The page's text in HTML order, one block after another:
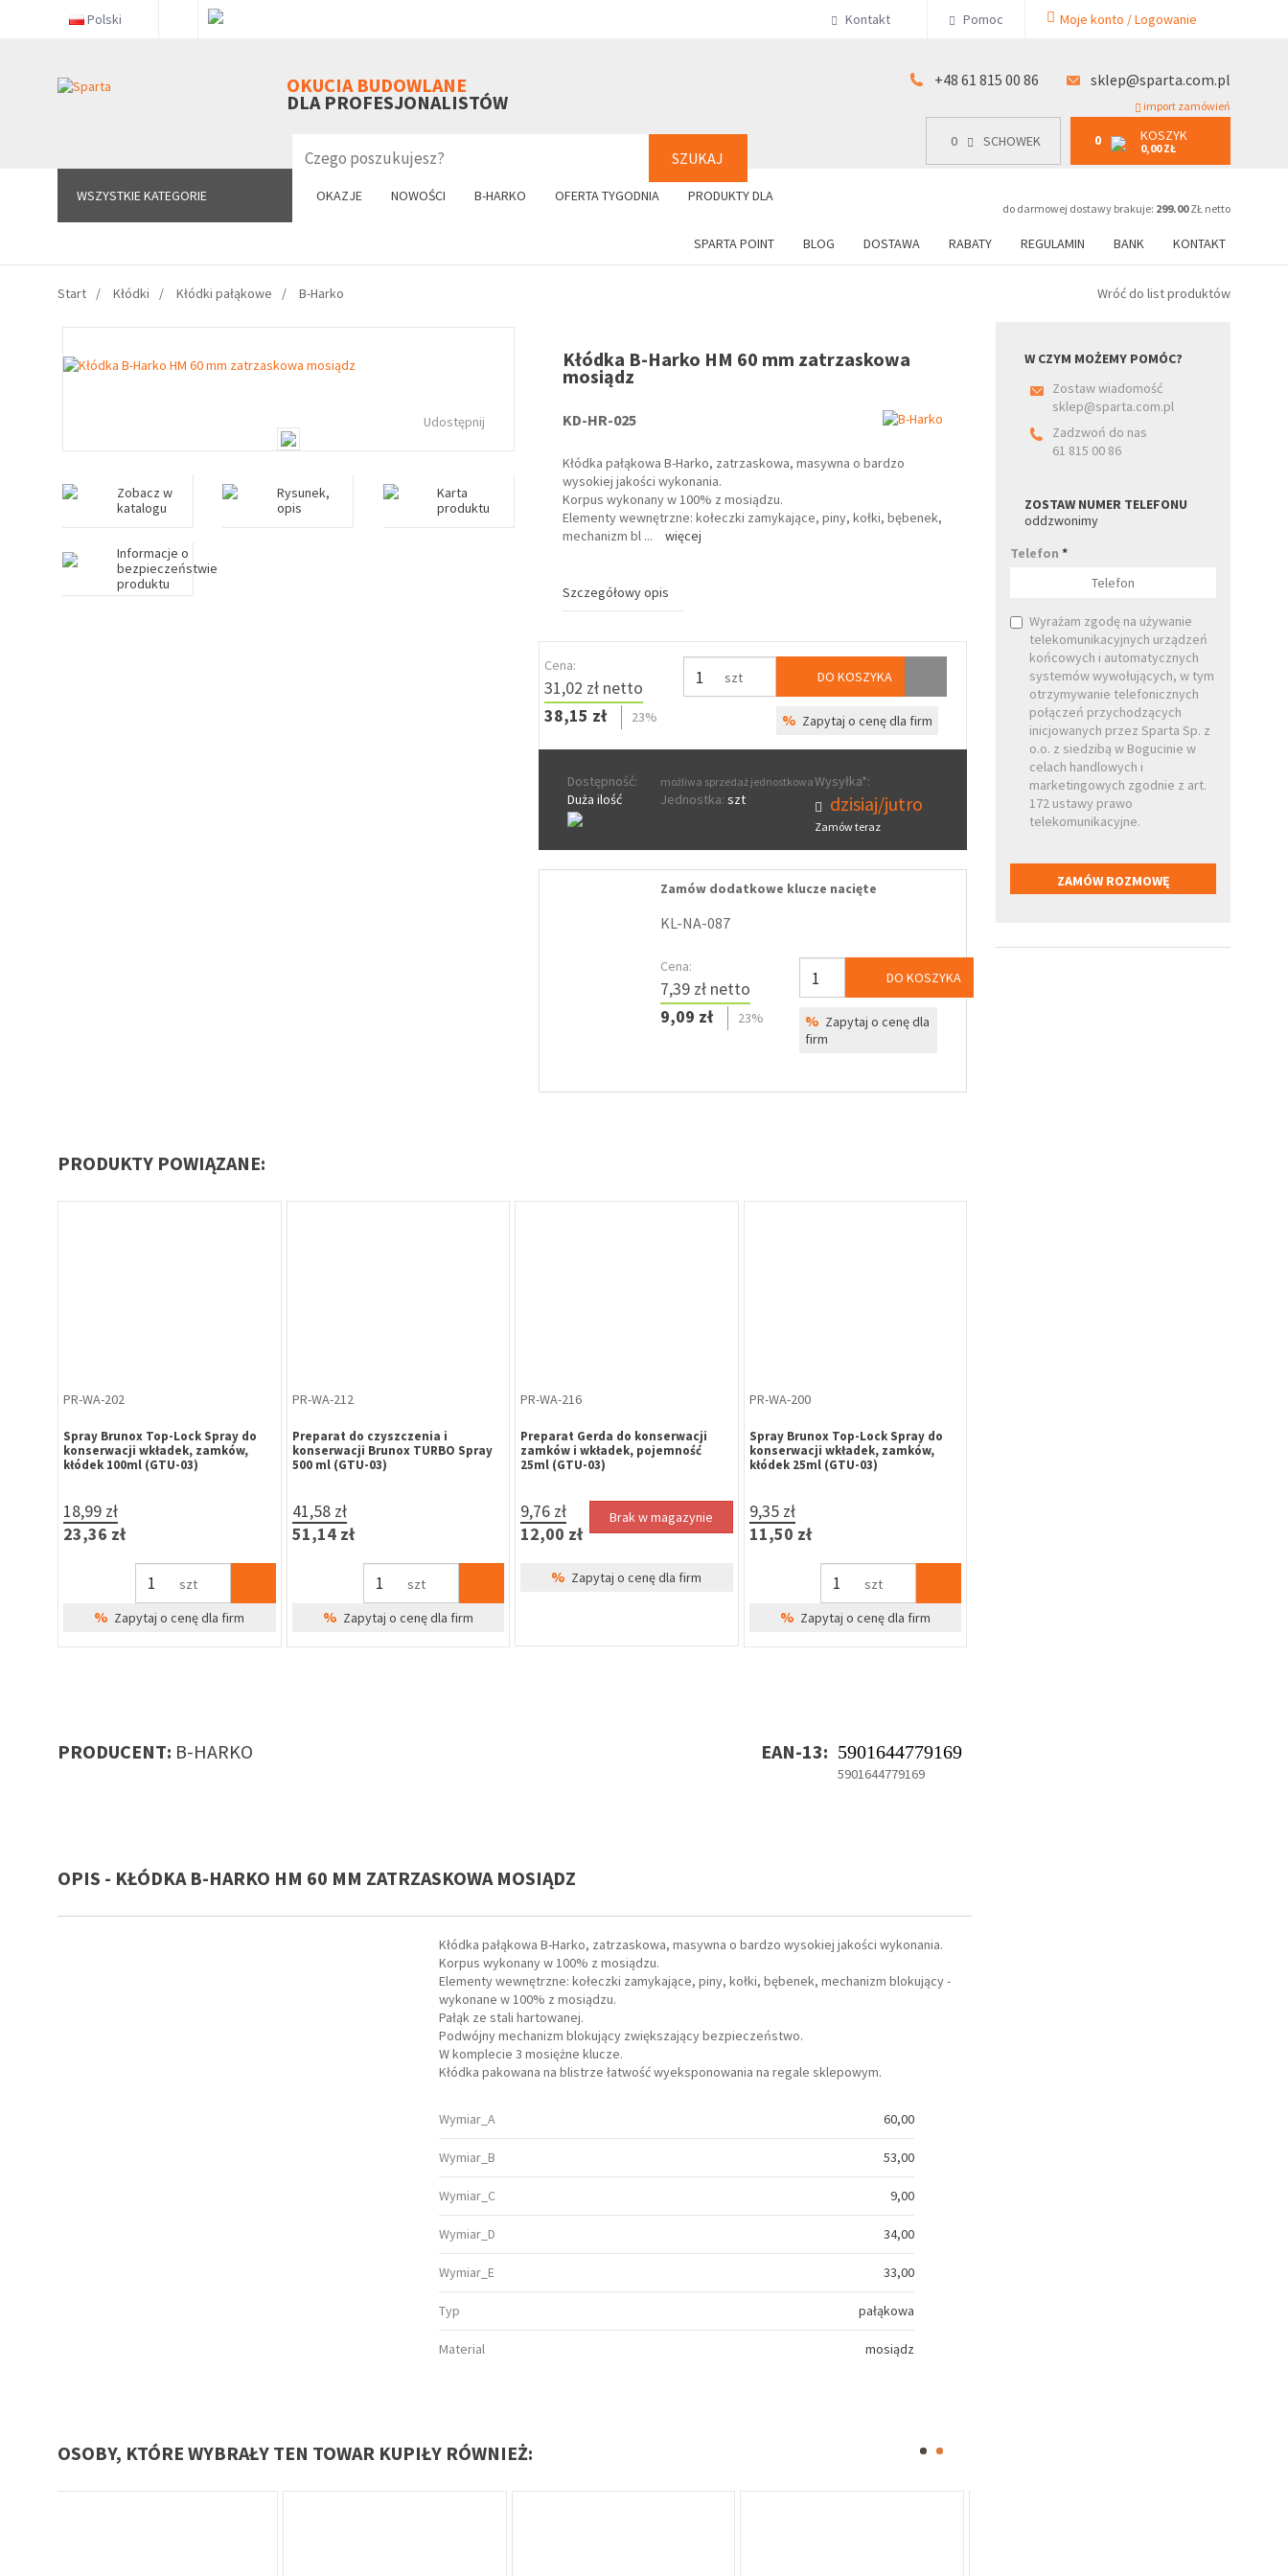
Polski Kontakt Pomoc Moje konto / Logowanie
OKUCIA BUDOWLANE
DLA PROFESJONALISTÓW
SZUKAJ
+48 61 815 00 86 sklep@sparta.com.pl
import zamówień
0 SCHOWEK 0 KOSZYK
0,00 ZŁ
do darmowej dostawy brakuje: 299.00ZŁ netto
WSZYSTKIE KATEGORIE OKAZJE NOWOŚCI B-HARKO OFERTA TYGODNIA PRODUKTY DLA
SPARTA POINT BLOG DOSTAWA RABATY REGULAMIN BANK KONTAKT
WSZYSTKIE KATEGORIE 0 SCHOWEK 0 KOSZYK
0,00 ZŁ
+48 61 815 00 86
Start Kłódki Kłódki pałąkowe B-Harko Wróć do list produktów
Udostępnij
Zobacz w
katalogu
Rysunek,
opis
Karta
produktu
Informacje o
bezpieczeństwie
produktu
Kłódka B-Harko HM 60 mm zatrzaskowa
mosiądz
KD-HR-025
Kłódka pałąkowa B-Harko, zatrzaskowa, masywna o bardzo
wysokiej jakości wykonania.
Korpus wykonany w 100% z mosiądzu.
Elementy wewnętrzne: kołeczki zamykające, piny, kołki, bębenek,
mechanizm bl ... więcej
Szczegółowy opis
Cena:
31,02 zł netto
38,15 zł
23%
szt DO KOSZYKA
% Zapytaj o cenę dla firm
Dostępność:
Duża ilość
możliwa sprzedaż jednostkowa
Jednostka: szt
Wysyłka*:
dzisiaj/jutro
Zamów teraz
Zamów dodatkowe klucze nacięte
KL-NA-087
Cena:
7,39 zł netto
9,09 zł
23%
DO KOSZYKA
% Zapytaj o cenę dla
firm
PRODUKTY POWIĄZANE:
PR-WA-202
Spray Brunox Top-Lock Spray do
konserwacji wkładek, zamków,
kłódek 100ml (GTU-03)
18,99 zł
23,36 zł
szt
% Zapytaj o cenę dla firm
PR-WA-212
Preparat do czyszczenia i
konserwacji Brunox TURBO Spray
500 ml (GTU-03)
41,58 zł
51,14 zł
szt
% Zapytaj o cenę dla firm
PR-WA-216
Preparat Gerda do konserwacji
zamków i wkładek, pojemność
25ml (GTU-03)
9,76 zł
12,00 zł
Brak w magazynie
% Zapytaj o cenę dla firm
PR-WA-200
Spray Brunox Top-Lock Spray do
konserwacji wkładek, zamków,
kłódek 25ml (GTU-03)
9,35 zł
11,50 zł
szt
% Zapytaj o cenę dla firm
PRODUCENT: B-HARKO EAN-13: 5901644779169
5901644779169
OPIS - KŁÓDKA B-HARKO HM 60 MM ZATRZASKOWA MOSIĄDZ
Kłódka pałąkowa B-Harko, zatrzaskowa, masywna o bardzo wysokiej jakości wykonania.
Korpus wykonany w 100% z mosiądzu.
Elementy wewnętrzne: kołeczki zamykające, piny, kołki, bębenek, mechanizm blokujący -
wykonane w 100% z mosiądzu.
Pałąk ze stali hartowanej.
Podwójny mechanizm blokujący zwiększający bezpieczeństwo.
W komplecie 3 mosiężne klucze.
Kłódka pakowana na blistrze łatwość wyeksponowania na regale sklepowym.
Wymiar_A 60,00
Wymiar_B 53,00
Wymiar_C 9,00
Wymiar_D 34,00
Wymiar_E 33,00
Typ pałąkowa
Material mosiądz
OSOBY, KTÓRE WYBRAŁY TEN TOWAR KUPIŁY RÓWNIEŻ:
W CZYM MOŻEMY POMÓC?
Zostaw wiadomość
sklep@sparta.com.pl
Zadzwoń do nas
61 815 00 86
ZOSTAW NUMER TELEFONU
oddzwonimy
Telefon*
Wyrażam zgodę na używanie
telekomunikacyjnych urządzeń
końcowych i automatycznych
systemów wywołujących, w tym
otrzymywanie telefonicznych
połączeń przychodzących
inicjowanych przez Sparta Sp. z
o.o. z siedzibą w Bogucinie w
celach handlowych i
marketingowych zgodnie z art.
172 ustawy prawo
telekomunikacyjne.